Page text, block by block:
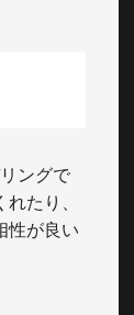
ングで
たり、
性が良い